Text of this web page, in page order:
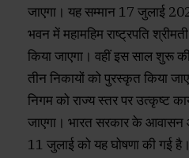
जाएगा। यह सम्मान 17 जुलाई
भवन में महामहिम राष्ट्रपति श्रीमती
किया जाएगा। वहीं इस साल शुरू
तीन निकायों को पुरस्कृत किया
निगम को राज्य स्तर पर उत्कृष्ट
जाएगा। भारत सरकार के आवासन
11 जुलाई को यह घोषणा की गई है।